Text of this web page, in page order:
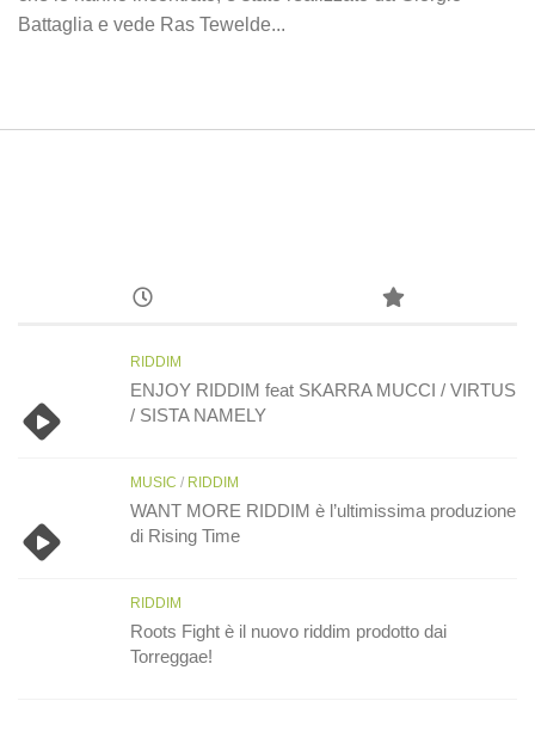
Battaglia e vede Ras Tewelde...
RIDDIM
ENJOY RIDDIM feat SKARRA MUCCI / VIRTUS
/ SISTA NAMELY
MUSIC / RIDDIM
WANT MORE RIDDIM è l’ultimissima produzione
di Rising Time
RIDDIM
Roots Fight è il nuovo riddim prodotto dai
Torreggae!